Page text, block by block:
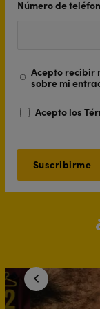
Número de
Acepto recibir
sobre mi
Acepto los